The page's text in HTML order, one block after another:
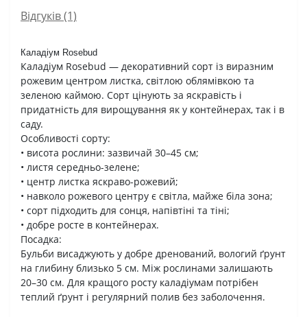
Відгуків (1)
Каладіум Rosebud
Каладіум Rosebud — декоративний сорт із виразним
рожевим центром листка, світлою облямівкою та
зеленою каймою. Сорт цінують за яскравість і
придатність для вирощування як у контейнерах, так і в
саду.
Особливості сорту:
• висота рослини: зазвичай 30–45 см;
• листя середньо-зелене;
• центр листка яскраво-рожевий;
• навколо рожевого центру є світла, майже біла зона;
• сорт підходить для сонця, напівтіні та тіні;
• добре росте в контейнерах.
Посадка:
Бульби висаджують у добре дренований, вологий ґрунт
на глибину близько 5 см. Між рослинами залишають
20–30 см. Для кращого росту каладіумам потрібен
теплий ґрунт і регулярний полив без заболочення.